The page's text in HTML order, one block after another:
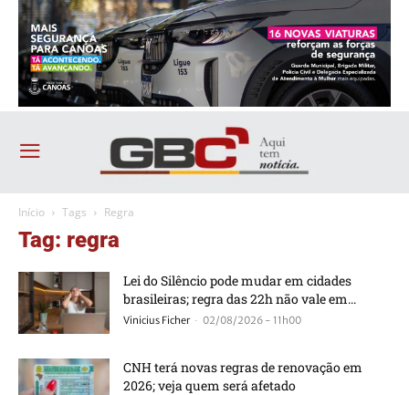
Início Tags Regra
Tag: regra
Lei do Silêncio pode mudar em cidades
brasileiras; regra das 22h não vale em...
Vinicius Ficher - 02/08/2026 - 11h00
CNH terá novas regras de renovação em
2026; veja quem será afetado